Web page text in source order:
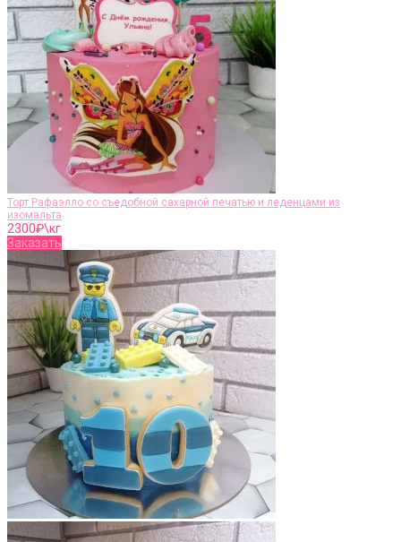
Торт Рафаэлло со съедобной сахарной печатью и леденцами из
изомальта
2300₽\кг
Заказать